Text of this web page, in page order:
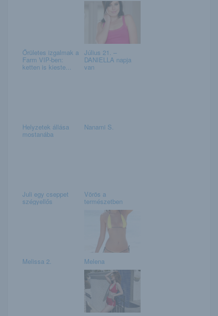
Őrületes izgalmak a
Farm VIP-ben:
ketten is kieste...
Július 21. –
DANIELLA napja
van
Helyzetek állása
mostanába
Nanami S.
Juli egy cseppet
szégyellős
Vörös a
természetben
Melissa 2. Melena